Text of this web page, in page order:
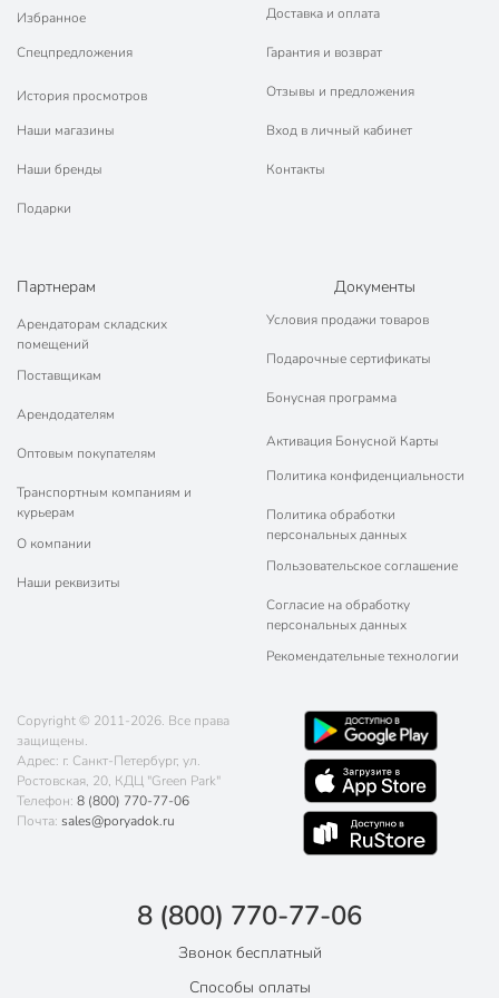
🛍 Скидки, акции, распродажи каждый день!
📜 Только оригинальная продукция. Интернет-гипермаркет
Порядок - официальный представитель ведущих мировых
Избранное
Спецпредложения
История просмотров
Наши магазины
Наши бренды
Подарки
Доставка и оплата
Гарантия и возврат
Отзывы и предложения
Вход в личный кабинет
Контакты
Партнерам
Арендаторам складских
помещений
Поставщикам
Арендодателям
Оптовым покупателям
Транспортным компаниям и
курьерам
О компании
Наши реквизиты
Документы
Условия продажи товаров
Подарочные сертификаты
Бонусная программа
Активация Бонусной Карты
Политика конфиденциальности
Политика обработки
персональных данных
Пользовательское соглашение
Согласие на обработку
персональных данных
Рекомендательные технологии
Copyright © 2011-2026. Все права
защищены.
Адрес: г. Санкт-Петербург, ул.
Ростовская, 20, КДЦ "Green Park"
Телефон: 8 (800) 770-77-06
Почта: sales@poryadok.ru
8 (800) 770-77-06
Звонок бесплатный
Способы оплаты